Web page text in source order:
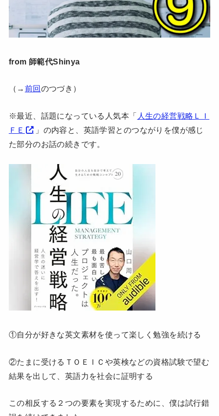
from 師範代Shinya
（→ 前回 のつづき）
※最近、話題になっている人気本「 人生の経営戦略ＬＩ
ＦＥ
」の内容と、英語学習とのつながりを僕が感じ
た部分のお話の続きです。
①自分が好きな英文素材を使って楽しく勉強を続ける
②たまに受けるＴＯＥＩＣや英検などの資格試験で望む
結果を出して、英語力を社会に証明する
この相反する２つの要素を実現するために、僕は試行錯